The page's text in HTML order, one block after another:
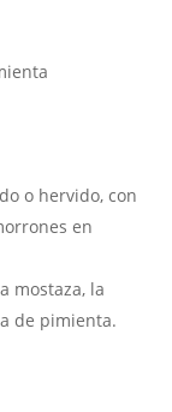
o hervido, con
en
mostaza, la
de pimienta.